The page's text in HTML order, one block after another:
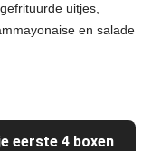
uitjes,
en salade
eerste 4 boxen